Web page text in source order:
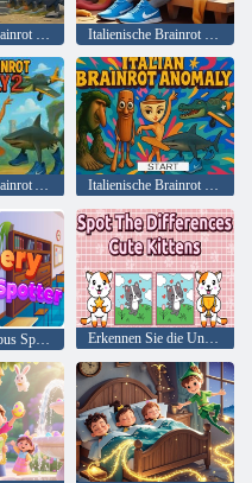
Italienische Brainrot Anomalie 2 Italienische Brainrot -Anomalie
Mystery Campus Spotter Erkennen Sie die Unterschiede niedliche Kätzchen